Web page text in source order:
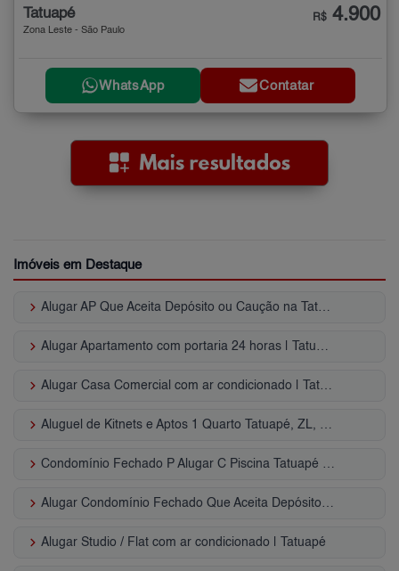
Tatuapé
Zona Leste - São Paulo
R$ 4.900
WhatsApp Contatar
Imóveis em Destaque
keyboard_arrow_right Alugar AP Que Aceita Depósito ou Caução na Tatuapé - SP
keyboard_arrow_right Alugar Apartamento com portaria 24 horas | Tatuapé
keyboard_arrow_right Alugar Casa Comercial com ar condicionado | Tatuapé
keyboard_arrow_right Aluguel de Kitnets e Aptos 1 Quarto Tatuapé, ZL, SP
keyboard_arrow_right Condomínio Fechado P Alugar C Piscina Tatuapé - SP
keyboard_arrow_right Alugar Condomínio Fechado Que Aceita Depósito ou Caução Tatuapé - SP
keyboard_arrow_right Alugar Studio / Flat com ar condicionado | Tatuapé